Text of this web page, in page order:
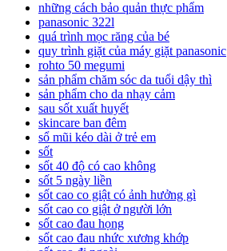
những cách bảo quản thực phẩm
panasonic 322l
quá trình mọc răng của bé
quy trình giặt của máy giặt panasonic
rohto 50 megumi
sản phẩm chăm sóc da tuổi dậy thì
sản phẩm cho da nhạy cảm
sau sốt xuất huyết
skincare ban đêm
sổ mũi kéo dài ở trẻ em
sốt
sốt 40 độ có cao không
sốt 5 ngày liền
sốt cao co giật có ảnh hưởng gì
sốt cao co giật ở người lớn
sốt cao đau họng
sốt cao đau nhức xương khớp